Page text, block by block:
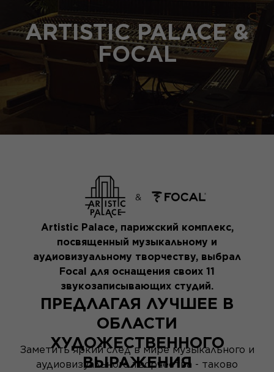
ARTISTIC PALACE &
FOCAL
Artistic Palace, парижский комплекс,
посвященный музыкальному и
аудиовизуальному творчеству, выбрал
Focal для оснащения своих 11
звукозаписывающих студий.
ПРЕДЛАГАЯ ЛУЧШЕЕ В
ОБЛАСТИ
ХУДОЖЕСТВЕННОГО
ВЫРАЖЕНИЯ
Заметить яркий след в мире музыкального и
аудиовизуального творчества - таково